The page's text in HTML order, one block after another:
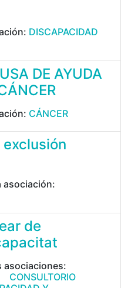
DISCAPACIDAD
DE AYUDA
CÁNCER
asociación:
de
asociaciones:
CONSULTORIO